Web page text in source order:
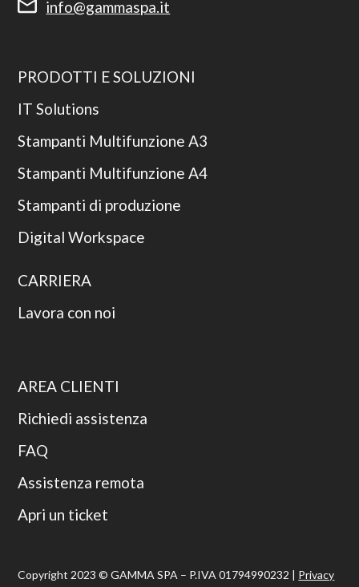
info@gammaspa.it
PRODOTTI E SOLUZIONI
IT Solutions
Stampanti Multifunzione A3
Stampanti Multifunzione A4
Stampanti di produzione
Digital Workspace
CARRIERA
Lavora con noi
AREA CLIENTI
Richiedi assistenza
FAQ
Assistenza remota
Apri un ticket
Copyright 2023 © GAMMA SPA – P.IVA 01794990232 | Privacy